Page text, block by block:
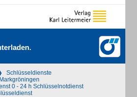
Schlüsseldienste
0 - 24 h Schlüsselnotdienst